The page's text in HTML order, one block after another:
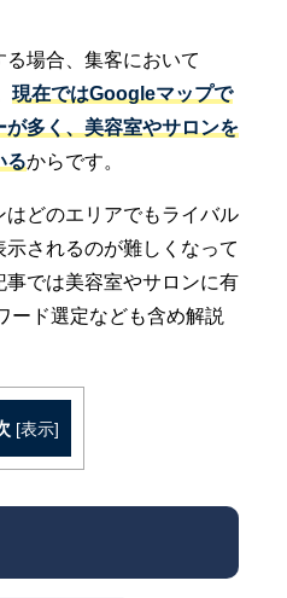
場合、集客において
現在ではGoogleマップで
が多く、美容室やサロンを
るからです。
はどのエリアでもライバル
されるのが難しくなって
では美容室やサロンに有
ード選定なども含め解説
[表示]